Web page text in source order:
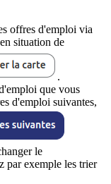
offres d'emploi via
situation de
.
que vous
d'emploi suivantes,
le
par exemple les trier